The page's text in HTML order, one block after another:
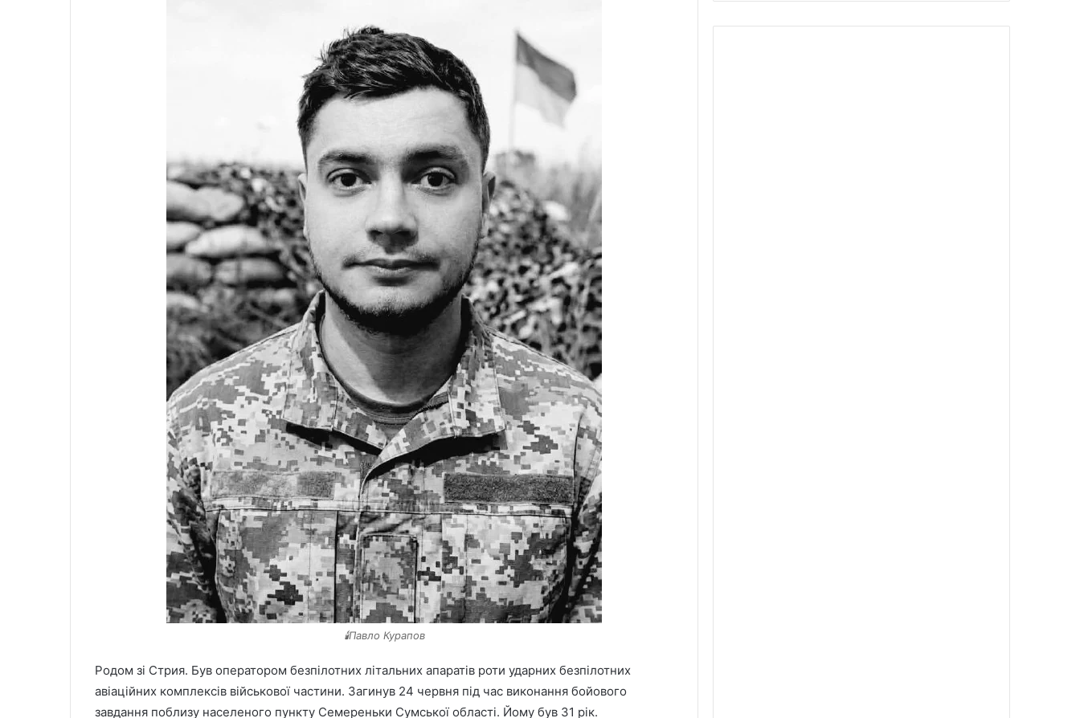
🕯️Павло Курапов
Родом зі Стрия. Був оператором безпілотних літальних апаратів роти ударних безпілотних
авіаційних комплексів військової частини. Загинув 24 червня під час виконання бойового
завдання поблизу населеного пункту Семереньки Сумської області. Йому був 31 рік.